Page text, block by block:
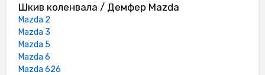
Шкив коленвала / Демфер Mazda
Mazda 2
Mazda 3
Mazda 5
Mazda 6
Mazda 626